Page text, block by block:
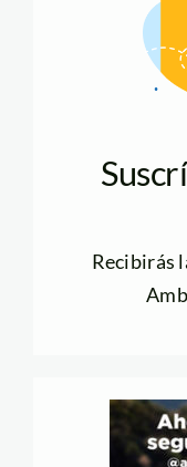
Recibirás